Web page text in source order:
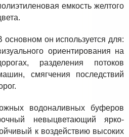
емкость желтого
основном он используется для:
ориентирования на
разделения потоков
смягчения последствий
водоналивных буферов
невыцветающий ярко-
к воздействию высоких